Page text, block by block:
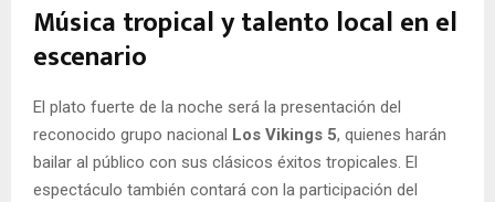
Música tropical y talento local en el
escenario
El plato fuerte de la noche será la presentación del
reconocido grupo nacional Los Vikings 5, quienes harán
bailar al público con sus clásicos éxitos tropicales. El
espectáculo también contará con la participación del